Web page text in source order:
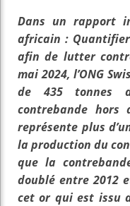
Dans un rapport
africain :
afin de lutter
mai 2024, l’ONG
de 435 tonnes
contrebande
représente plus
la production du
que la
doublé entre 2012
cet or qui est issu